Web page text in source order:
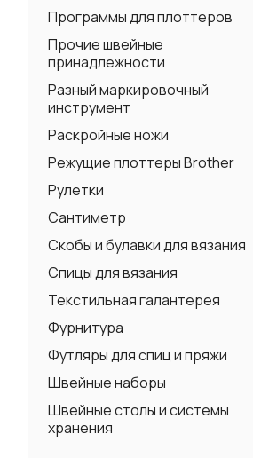
Программы для плоттеров
Прочие швейные
принадлежности
Разный маркировочный
инструмент
Раскройные ножи
Режущие плоттеры Brother
Рулетки
Сантиметр
Скобы и булавки для вязания
Спицы для вязания
Текстильная галантерея
Фурнитура
Футляры для спиц и пряжи
Швейные наборы
Швейные столы и системы
хранения